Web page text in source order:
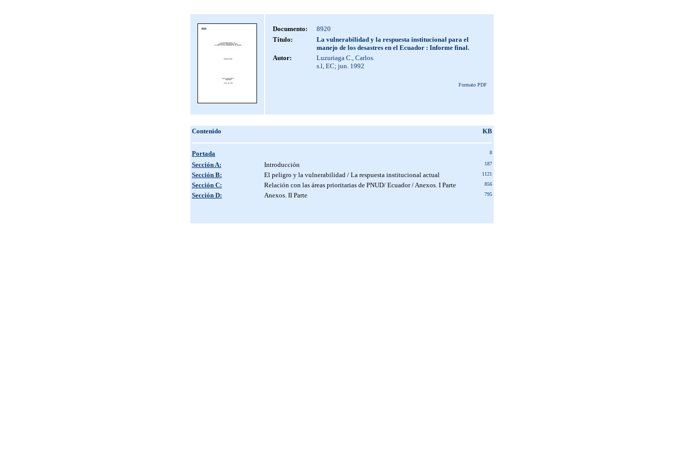
Documento:
8920
Título:
La vulnerabilidad y la respuesta institucional para el
manejo de los desastres en el Ecuador : Informe final.
Autor:
Luzuriaga C., Carlos.
s.l, EC; jun. 1992
Formato PDF
Contenido KB
Portada 8
Sección A: Introducción 187
Sección B: El peligro y la vulnerabilidad / La respuesta institucional actual 1121
Sección C: Relación con las áreas prioritarias de PNUD/ Ecuador / Anexos. I Parte 856
Sección D: Anexos. II Parte 795